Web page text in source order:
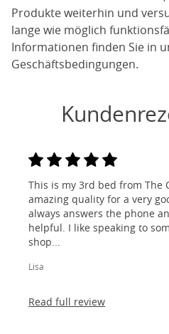
Produkte weiterhin und
lange wie möglich
Informationen finden Sie in
Geschäftsbedingungen.
This is my 3rd bed from The
amazing quality for a very
always answers the phone
helpful. I like speaking to
shop...
Lisa
Read full review